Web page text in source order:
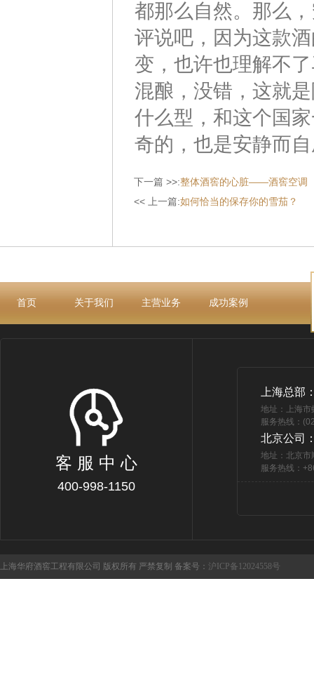
都那么自然。那么
评说吧，因为这款
变，也许也理解不
混酿，没错，这就
什么型，和这个国
奇的，也是安静而
下一篇 >>:整体酒窖的心脏——酒窖空调
<< 上一篇:如何恰当的保存你的雪茄？
首页 关于我们 主营业务 成功案例
客 服 中 心
400-998-1150
上海总部
地址：上海
服务热线：
北京公司
地址：北京市
服务热线：
上海华府酒窖工程有限公司 版权所有 严禁复制 备案号： 沪ICP备12024558号